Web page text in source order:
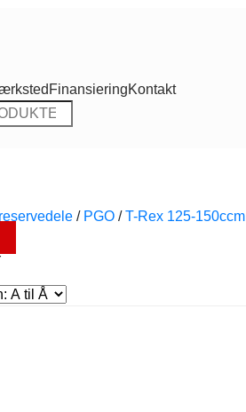
FinansieringKontakt
/ PGO / T-Rex 125-150ccm